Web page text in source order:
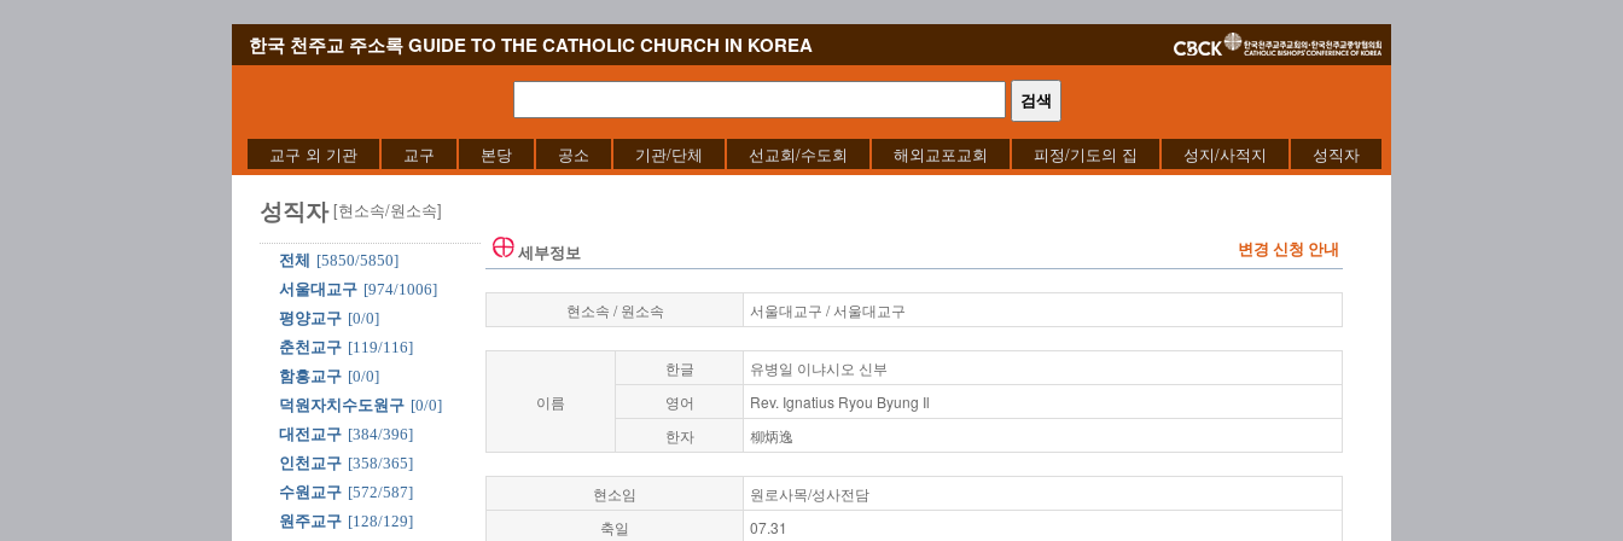
한국 천주교 주소록 GUIDE TO THE CATHOLIC CHURCH IN KOREA
교구 외 기관 교구 본당 공소 기관/단체 선교회/수도회 해외교포교회 피정/기도의 집 성지/사적지 성직자
성직자 [현소속/원소속]
전체
[5850/5850]
서울대교구 [974/1006]
평양교구 [0/0]
춘천교구 [119/116]
함흥교구 [0/0]
덕원자치수도원구 [0/0]
대전교구 [384/396]
인천교구 [358/365]
수원교구 [572/587]
원주교구 [128/129]
세부정보 변경 신청 안내
현소속 / 원소속 서울대교구 / 서울대교구
이름
한글
유병일 이냐시오 신부
영어
Rev. Ignatius Ryou Byung Il
한자
柳炳逸
현소임
원로사목/성사전담
축일
07.31